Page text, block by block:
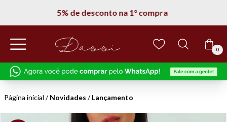
5% de desconto na 1° compra
0
Página inicial /Novidades /Lançamento